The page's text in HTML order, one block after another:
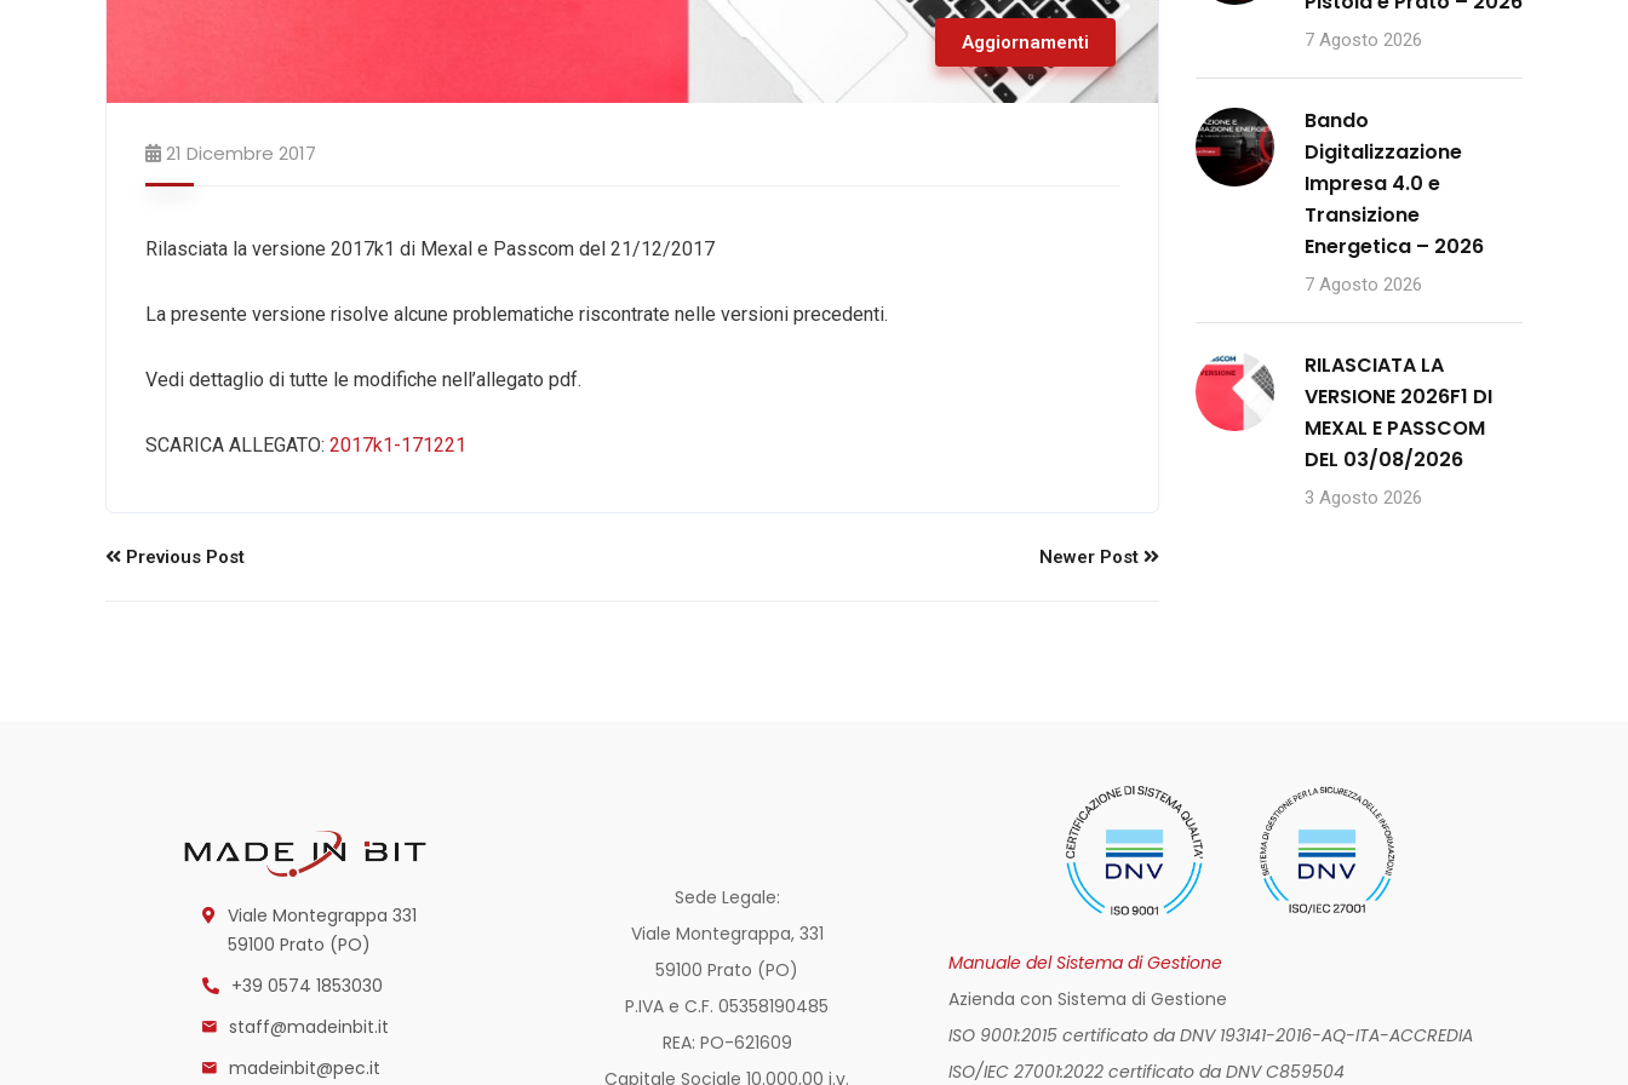
Aggiornamenti
21 Dicembre 2017
Rilasciata la versione 2017k1 di Mexal e Passcom del 21/12/2017
La presente versione risolve alcune problematiche riscontrate nelle versioni precedenti.
Vedi dettaglio di tutte le modifiche nell’allegato pdf.
SCARICA ALLEGATO: 2017k1-171221
Previous Post Newer Post
7 Agosto 2026
Bando
Digitalizzazione
Impresa 4.0 e
Transizione
Energetica – 2026
7 Agosto 2026
RILASCIATA LA
VERSIONE 2026F1 DI
MEXAL E PASSCOM
DEL 03/08/2026
3 Agosto 2026
Viale Montegrappa 331
59100 Prato (PO)
+39 0574 1853030
staff@madeinbit.it
madeinbit@pec.it
Sede Legale:
Viale Montegrappa, 331
59100 Prato (PO)
P.IVA e C.F. 05358190485
REA: PO-621609
Capitale Sociale 10.000,00 i.v.
Manuale del Sistema di Gestione
Azienda con Sistema di Gestione
ISO 9001:2015 certificato da DNV 193141-2016-AQ-ITA-ACCREDIA
ISO/IEC 27001:2022 certificato da DNV C859504